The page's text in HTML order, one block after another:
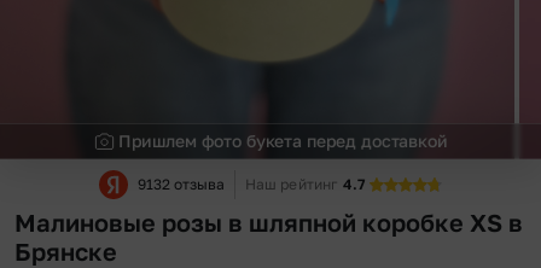
Пришлем фото букета перед доставкой
9132 отзыва Наш рейтинг 4.7
Малиновые розы в шляпной коробке XS в
Брянске